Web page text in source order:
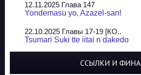
12.11.2025 Глава 147
Yondemasu yo, Azazel-san!
22.10.2025 Главы 17-19 [КО..
Tsumari Suki tte iitai n dakedo
ССЫЛКИ И ФИНА